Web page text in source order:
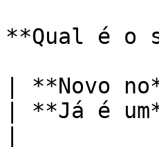
**Qual é o
| **Novo
| **Já é